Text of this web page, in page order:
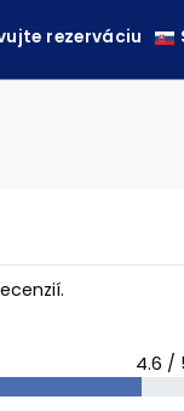
rezerváciu
4.6 /